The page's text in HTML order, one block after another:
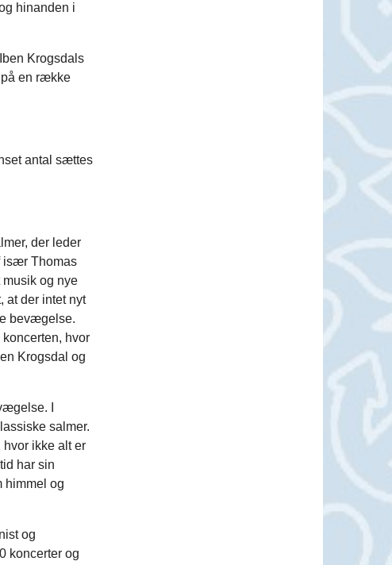
hinanden i
Krogsdals
en række
antal sættes
der leder
især Thomas
og nye
at der intet nyt
bevægelse.
hvor
Krogsdal og
I
salmer.
ikke alt er
har sin
himmel og
og
koncerter og